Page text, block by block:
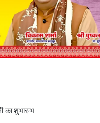
का शुभारम्भ